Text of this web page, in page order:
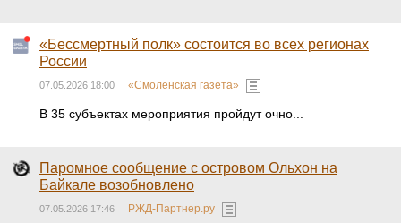
«Бессмертный полк» состоится во всех регионах
России
07.05.2026 18:00 «Смоленская газета»
В 35 субъектах мероприятия пройдут очно...
Паромное сообщение с островом Ольхон на
Байкале возобновлено
07.05.2026 17:46 РЖД-Партнер.ру